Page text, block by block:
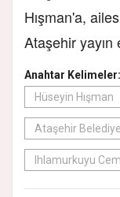
Hışman'a,
Ataşehir yayın
Anahtar Kelimeler:
Hüseyin Hışman
Ataşehir Belediye
Ihlamurkuyu